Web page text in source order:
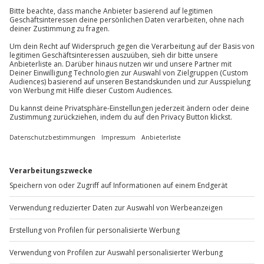
Kein Alkohol-/Drogeneinfluss
Gültiger Führerschein der Klasse B (3 Jahre in
Besitz)
Kaution: 1.000 € (in bar/Kreditkarte/EC-Karte)
Unterschriebener Haftungsausschluss
Teilnehmer
Gutschein gültig für 1 Person
Gruppengröße: 1-4 Personen
Jochen SchweizerGmbH
Mühldorfstraße 8
Du erreichst uns telefonisch zu folgenden Zeiten,
außer an bundesweiten Feiertagen:
Mo-Fr: 8-20 Uhr | Sa: 10-16 Uhr
Du möchtest als Firma bestellen?
+49 89 / 60 60 89 700
Mo-Fr: 9-17 Uhr
b2b@jochen-schweizer.de